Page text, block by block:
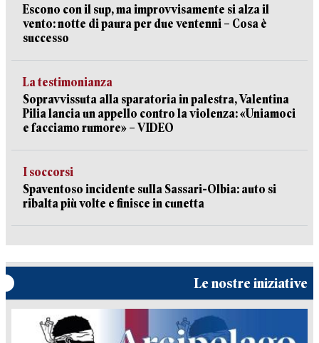
Escono con il sup, ma improvvisamente si alza il
vento: notte di paura per due ventenni – Cosa è
successo
La testimonianza
Sopravvissuta alla sparatoria in palestra, Valentina
Pilia lancia un appello contro la violenza: «Uniamoci
e facciamo rumore» – VIDEO
I soccorsi
Spaventoso incidente sulla Sassari-Olbia: auto si
ribalta più volte e finisce in cunetta
Le nostre iniziative